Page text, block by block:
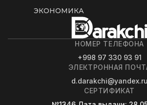
ЭКОНОМИКА
НОМЕР ТЕЛЕФОНА
+998 97 330 93 91
ЭЛЕКТРОННАЯ
d.darakchi@yandex.ru
СЕРТИФИКАТ